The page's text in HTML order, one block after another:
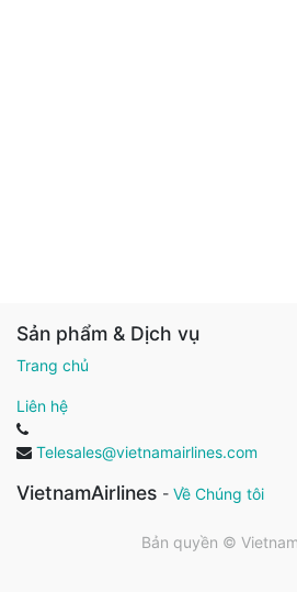
Sản phẩm & Dịch vụ
Trang chủ
Liên hệ
Telesales@vietnamairlines.com
VietnamAirlines - Về Chúng tôi
Bản quyền ©